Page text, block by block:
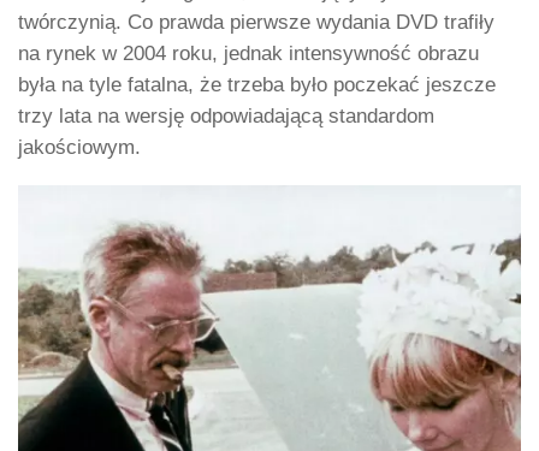
twórczynią. Co prawda pierwsze wydania DVD trafiły
na rynek w 2004 roku, jednak intensywność obrazu
była na tyle fatalna, że trzeba było poczekać jeszcze
trzy lata na wersję odpowiadającą standardom
jakościowym.